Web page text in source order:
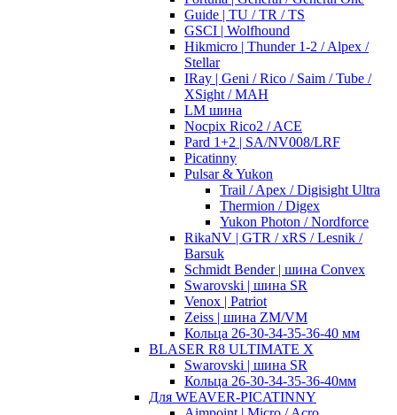
Guide | TU / TR / TS
GSCI | Wolfhound
Hikmicro | Thunder 1-2 / Alpex /
Stellar
IRay | Geni / Rico / Saim / Tube /
XSight / MAH
LM шина
Nocpix Rico2 / ACE
Pard 1+2 | SA/NV008/LRF
Picatinny
Pulsar & Yukon
Trail / Apex / Digisight Ultra
Thermion / Digex
Yukon Photon / Nordforce
RikaNV | GTR / xRS / Lesnik /
Barsuk
Schmidt Bender | шина Convex
Swarovski | шина SR
Venox | Patriot
Zeiss | шина ZM/VM
Кольца 26-30-34-35-36-40 мм
BLASER R8 ULTIMATE X
Swarovski | шина SR
Кольца 26-30-34-35-36-40мм
Для WEAVER-PICATINNY